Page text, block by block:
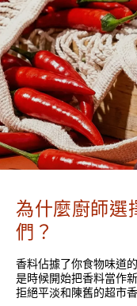
為什麼廚師選
們？
香料佔據了你食物味道的
是時候開始把香料當作
拒絕平淡和陳舊的超市